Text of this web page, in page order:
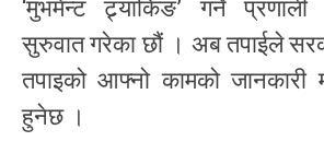
‘मुभमेन्ट ट्र्याकिङ’ गर्ने प्रणाली
सुरुवात गरेका छौं । अब तपाईले
तपाइको आफ्नो कामको जानकारी
हुनेछ ।